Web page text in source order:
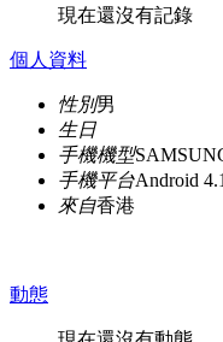
現在還沒有記錄
個人資料
性別男
生日
手機機型
手機平台Android 4.1
來自香港
動態